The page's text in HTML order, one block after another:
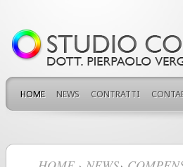
HOME NEWS CONTRATTI